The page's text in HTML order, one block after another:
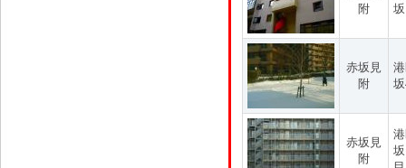
附
赤坂見
附
赤坂見
附